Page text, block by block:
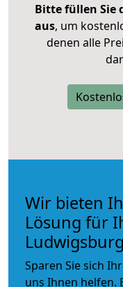
Bitte füllen Sie
aus, um
denen alle
Wir bieten
Lösung für
Sparen Sie sich
uns Ihnen helfen.